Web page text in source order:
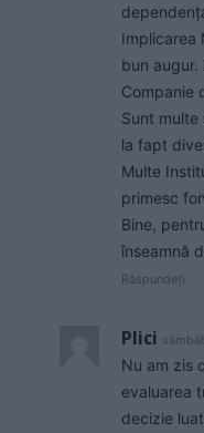
Implicarea
bun
Companie
Sunt
la fapt
Multe
primesc
Bine,
înseamnă
Răspundeți
Plici
Nu am zis
evaluarea
decizie